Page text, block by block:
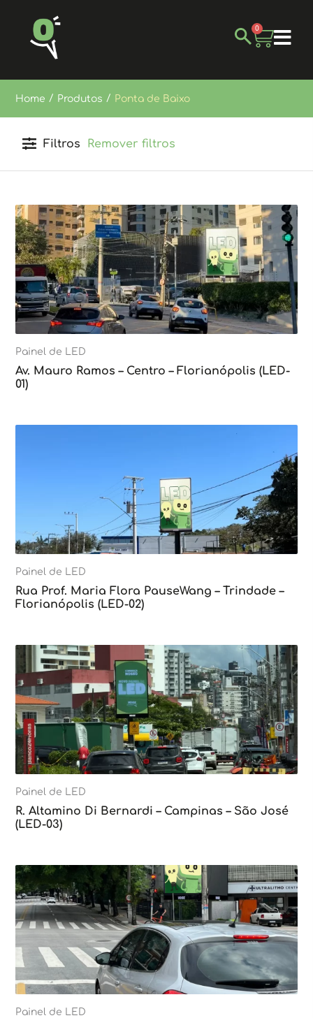
0
Home / Produtos / Ponta de Baixo
Filtros Remover filtros
Painel de LED
Av. Mauro Ramos – Centro – Florianópolis (LED-
01)
Painel de LED
Rua Prof. Maria Flora PauseWang – Trindade –
Florianópolis (LED-02)
Painel de LED
R. Altamino Di Bernardi – Campinas – São José
(LED-03)
Painel de LED